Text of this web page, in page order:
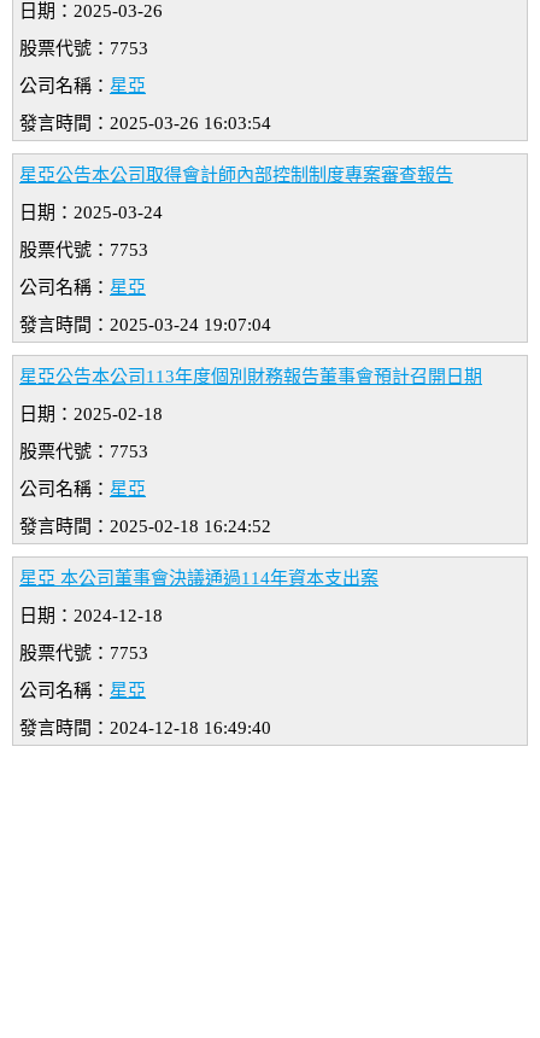
日期：2025-03-26
股票代號：7753
公司名稱： 星亞
發言時間：2025-03-26 16:03:54
星亞公告本公司取得會計師內部控制制度專案審查報告
日期：2025-03-24
股票代號：7753
公司名稱： 星亞
發言時間：2025-03-24 19:07:04
星亞公告本公司113年度個別財務報告董事會預計召開日期
日期：2025-02-18
股票代號：7753
公司名稱： 星亞
發言時間：2025-02-18 16:24:52
星亞 本公司董事會決議通過114年資本支出案
日期：2024-12-18
股票代號：7753
公司名稱： 星亞
發言時間：2024-12-18 16:49:40